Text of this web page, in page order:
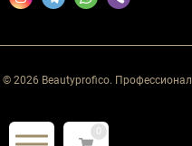
© 2026 Beautyprofico.
0